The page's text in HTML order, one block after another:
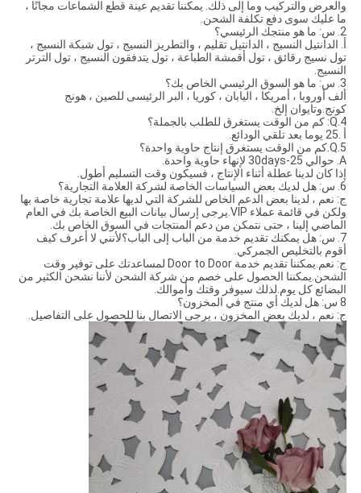
والعرض والتركيب وما إلى ذلك. يمكننا تقديم عينة قطع الشماعات مجانًا ،
ما عليك سوى دفع تكلفة الشحن.
2. س: ما هو منتجك الرئيسي؟
أ. الدانتيل النسيج ، الدانتيل تقليم ، والتطريز النسيج ، تول شبكة النسيج ،
تول نسيج رقائق ، تول أقمشة الطباعة ، تول يتدفقون النسيج ، تول الترتر
النسيج.
3. س: ما هو السوق الرئيسي الخاص بك؟
ألف أوروبا ، أمريكا ، اليابان ، كوريا ، البر الرئيسى للصين ، هونج
كونج.وتايوان إلخ.
4.Q: كم من الوقت يستغرق للطلب بالجملة؟
أ .25 يوما بعد تلقي الودائع.
5.Q.كم من الوقت يستغرق إنتاج حاوية واحدة؟
A. حوالي 25-30days لإنهاء حاوية واحدة.
إذا كان لدينا عطلة أثناء الإنتاج ، فسيكون وقت التسليم أطول.
6. س: هل لديك بعض السياسات الخاصة لشركة العلامة التجارية؟
ج: نعم ، لدينا بعض الدعم الخاص للشركة التي لديها علامة تجارية خاصة بها
ولكن في قائمة عملاء VIP.يرجى إرسال بيانات البيع الخاصة بك في العام
الماضي إلينا ، حتى نتمكن من دعم المنتجات في السوق الخاص بك.
7. س: هل يمكنك تقديم خدمة من الباب إلى الباب؟لأنني لا أعرف كيف
أقوم بالتخليص الجمركي.
ج: نعم.يمكننا تقديم خدمة Door to Door لمساعدتك على توفير وقت
الشحن.يمكننا الحصول على خصم من شركة الشحن لأننا نشحن الكثير من
البضائع كل يوم.لذلك سيوفر وقتك وأموالك.
8 س: هل لديك أي منتج في المخزون؟
ج: نعم ، لديك بعض المخزون ، يرجى الاتصال بنا للحصول على التفاصيل.